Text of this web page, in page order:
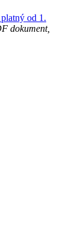
od 1.
dokument,